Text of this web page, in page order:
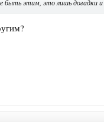
быть этим, это лишь догадки